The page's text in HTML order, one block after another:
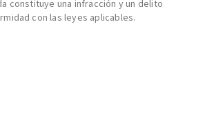
constituye una infracción y un delito
con las leyes aplicables.